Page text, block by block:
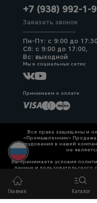
+7 (938) 992-1-
Заказать звонок
Пн-Пт: с 9:00 до
Сб: с 9:00 до 17:00,
Вс: выходной
Мы в социальных сетях:
Принимаем к оплате
Все права защищены и
«Промышленник» Продажа
оборудования в нашей
не
Вы принимаете условия
данных и пользовательского
свои данные в любой форме
Главная Каталог